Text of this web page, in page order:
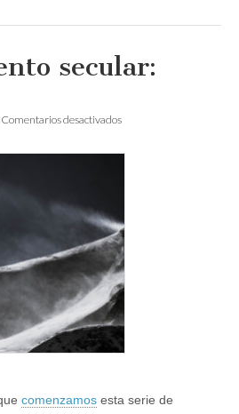
secular:
Comentarios desactivadosen
comenzamos esta serie de